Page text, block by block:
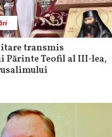
transmis
Părinte Teofil al III-lea,